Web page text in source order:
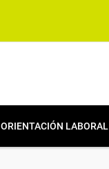
ORIENTACIÓN LABORAL